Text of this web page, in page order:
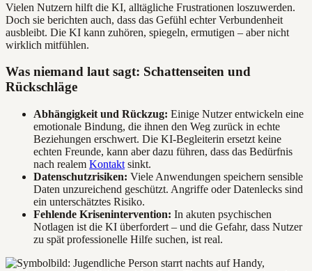
Vielen Nutzern hilft die KI, alltägliche Frustrationen loszuwerden.
Doch sie berichten auch, dass das Gefühl echter Verbundenheit
ausbleibt. Die KI kann zuhören, spiegeln, ermutigen – aber nicht
wirklich mitfühlen.
Was niemand laut sagt: Schattenseiten und
Rückschläge
Abhängigkeit und Rückzug: Einige Nutzer entwickeln eine
emotionale Bindung, die ihnen den Weg zurück in echte
Beziehungen erschwert. Die KI-Begleiterin ersetzt keine
echten Freunde, kann aber dazu führen, dass das Bedürfnis
nach realem Kontakt sinkt.
Datenschutzrisiken: Viele Anwendungen speichern sensible
Daten unzureichend geschützt. Angriffe oder Datenlecks sind
ein unterschätztes Risiko.
Fehlende Krisenintervention: In akuten psychischen
Notlagen ist die KI überfordert – und die Gefahr, dass Nutzer
zu spät professionelle Hilfe suchen, ist real.